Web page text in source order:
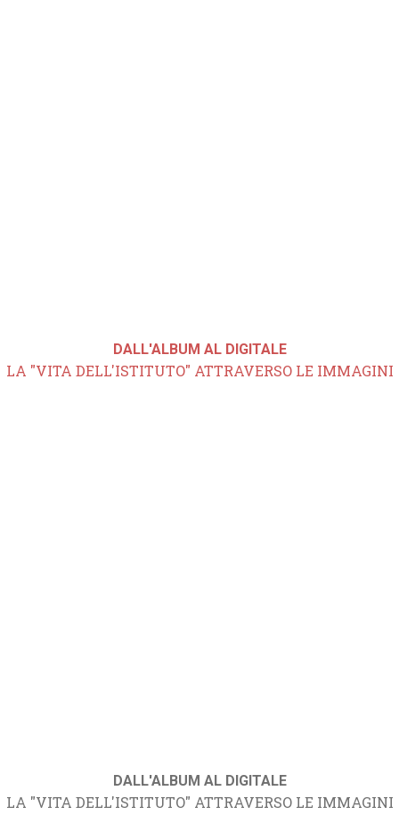
DALL'ALBUM AL DIGITALE
LA "VITA DELL'ISTITUTO" ATTRAVERSO LE IMMAGINI
DALL'ALBUM AL DIGITALE
LA "VITA DELL'ISTITUTO" ATTRAVERSO LE IMMAGINI